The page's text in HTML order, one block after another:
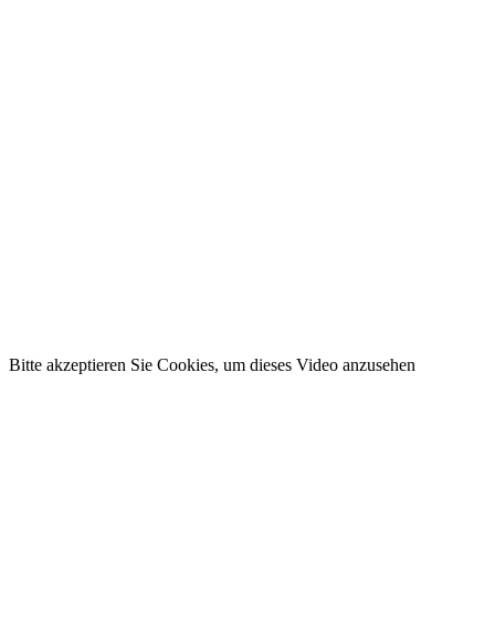
Bitte akzeptieren Sie Cookies, um dieses Video anzusehen